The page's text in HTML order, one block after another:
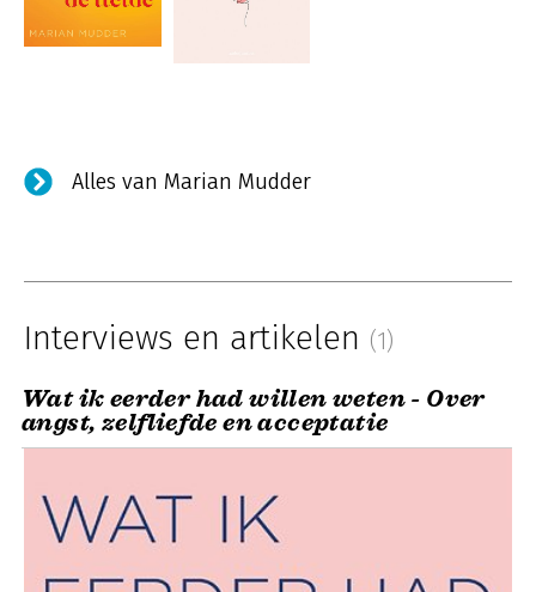
Alles van Marian Mudder
Interviews en artikelen (1)
Wat ik eerder had willen weten - Over
angst, zelfliefde en acceptatie